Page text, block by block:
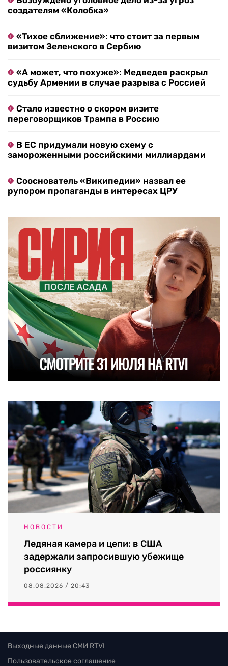
создателям «Колобка»
«Тихое сближение»: что стоит за первым
визитом Зеленского в Сербию
«А может, что похуже»: Медведев раскрыл
судьбу Армении в случае разрыва с Россией
Стало известно о скором визите
переговорщиков Трампа в Россию
В ЕС придумали новую схему с
замороженными российскими миллиардами
Сооснователь «Википедии» назвал ее
рупором пропаганды в интересах ЦРУ
НОВОСТИ
Ледяная камера и цепи: в США
задержали запросившую убежище
россиянку
08.08.2026 / 20:43
Выходные данные СМИ RTVI
Пользовательское соглашение